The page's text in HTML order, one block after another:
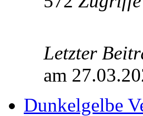
Letzter
am
Dunkelgelbe